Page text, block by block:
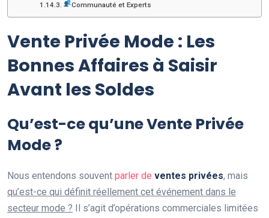
Communauté et Experts
Vente Privée Mode : Les
Bonnes Affaires à Saisir
Avant les Soldes
Qu’est-ce qu’une Vente Privée
Mode ?
Nous entendons souvent parler de ventes privées, mais
qu’est-ce qui définit réellement cet événement dans le
secteur mode ? Il s’agit d’opérations commerciales limitées